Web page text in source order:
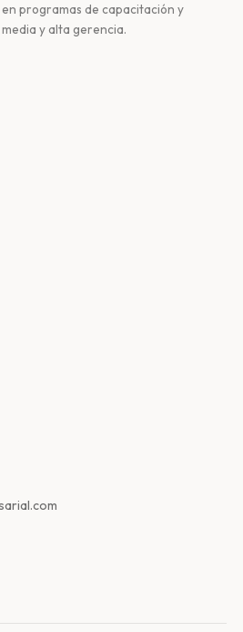
programas de capacitación y
y alta gerencia.